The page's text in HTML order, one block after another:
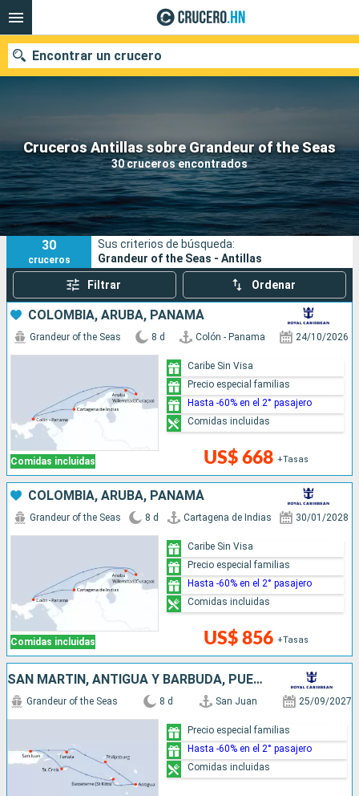
Cruceros Antillas sobre Grandeur of the Seas
30 cruceros encontrados
Encontrar un crucero
Nuestros destinos
Fecha de salida
Puertos Compañías
Buscar
30
cruceros
Sus criterios de búsqueda:
Grandeur of the Seas - Antillas
Filtrar Ordenar
COLOMBIA, ARUBA, PANAMÁ
Comidas incluidas
Grandeur of the Seas 8 d Colón - Panama 24/10/2026
US$ 668 +Tasas
Caribe Sin Visa
Precio especial familias
Hasta -60% en el 2° pasajero
Comidas incluidas
COLOMBIA, ARUBA, PANAMÁ
Comidas incluidas
Grandeur of the Seas 8 d Cartagena de Indias 30/01/2028
US$ 856 +Tasas
Caribe Sin Visa
Precio especial familias
Hasta -60% en el 2° pasajero
Comidas incluidas
SAN MARTÍN, ANTIGUA Y BARBUDA, PUERTO RICO
Grandeur of the Seas 8 d San Juan 25/09/2027
Precio especial familias
Hasta -60% en el 2° pasajero
Comidas incluidas